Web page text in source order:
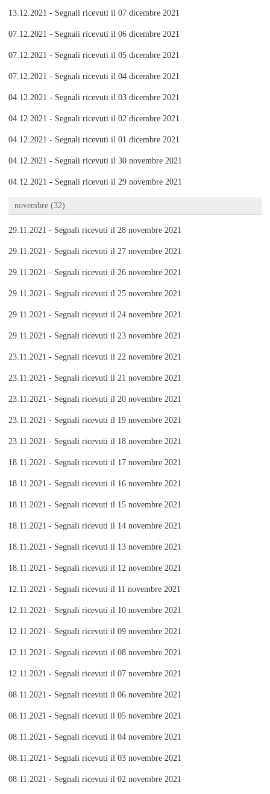
13.12.2021 - Segnali ricevuti il 07 dicembre 2021
07.12.2021 - Segnali ricevuti il 06 dicembre 2021
07.12.2021 - Segnali ricevuti il 05 dicembre 2021
07.12.2021 - Segnali ricevuti il 04 dicembre 2021
04.12.2021 - Segnali ricevuti il 03 dicembre 2021
04.12.2021 - Segnali ricevuti il 02 dicembre 2021
04.12.2021 - Segnali ricevuti il 01 dicembre 2021
04.12.2021 - Segnali ricevuti il 30 novembre 2021
04.12.2021 - Segnali ricevuti il 29 novembre 2021
novembre (32)
29.11.2021 - Segnali ricevuti il 28 novembre 2021
29.11.2021 - Segnali ricevuti il 27 novembre 2021
29.11.2021 - Segnali ricevuti il 26 novembre 2021
29.11.2021 - Segnali ricevuti il 25 novembre 2021
29.11.2021 - Segnali ricevuti il 24 novembre 2021
29.11.2021 - Segnali ricevuti il 23 novembre 2021
23.11.2021 - Segnali ricevuti il 22 novembre 2021
23.11.2021 - Segnali ricevuti il 21 novembre 2021
23.11.2021 - Segnali ricevuti il 20 novembre 2021
23.11.2021 - Segnali ricevuti il 19 novembre 2021
23.11.2021 - Segnali ricevuti il 18 novembre 2021
18.11.2021 - Segnali ricevuti il 17 novembre 2021
18.11.2021 - Segnali ricevuti il 16 novembre 2021
18.11.2021 - Segnali ricevuti il 15 novembre 2021
18.11.2021 - Segnali ricevuti il 14 novembre 2021
18.11.2021 - Segnali ricevuti il 13 novembre 2021
18.11.2021 - Segnali ricevuti il 12 novembre 2021
12.11.2021 - Segnali ricevuti il 11 novembre 2021
12.11.2021 - Segnali ricevuti il 10 novembre 2021
12.11.2021 - Segnali ricevuti il 09 novembre 2021
12.11.2021 - Segnali ricevuti il 08 novembre 2021
12.11.2021 - Segnali ricevuti il 07 novembre 2021
08.11.2021 - Segnali ricevuti il 06 novembre 2021
08.11.2021 - Segnali ricevuti il 05 novembre 2021
08.11.2021 - Segnali ricevuti il 04 novembre 2021
08.11.2021 - Segnali ricevuti il 03 novembre 2021
08.11.2021 - Segnali ricevuti il 02 novembre 2021